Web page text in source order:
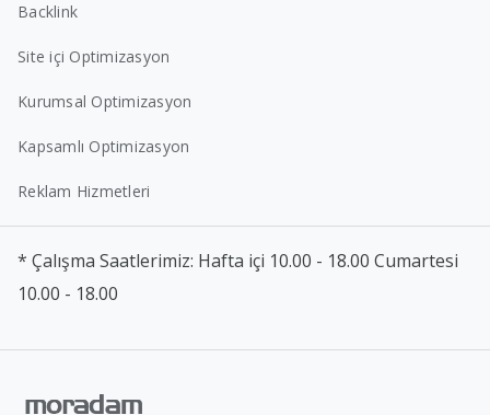
Backlink
Site içi Optimizasyon
Kurumsal Optimizasyon
Kapsamlı Optimizasyon
Reklam Hizmetleri
* Çalışma Saatlerimiz: Hafta içi 10.00 - 18.00 Cumartesi
10.00 - 18.00